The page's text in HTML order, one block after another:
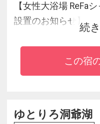
【女性大浴場 ReFa
設置のお知らせ】
当ホテル内の女性大
ヘッド「ReFa FINE
是非、当館女性大浴
続
この宿
ゆとりろ洞爺湖